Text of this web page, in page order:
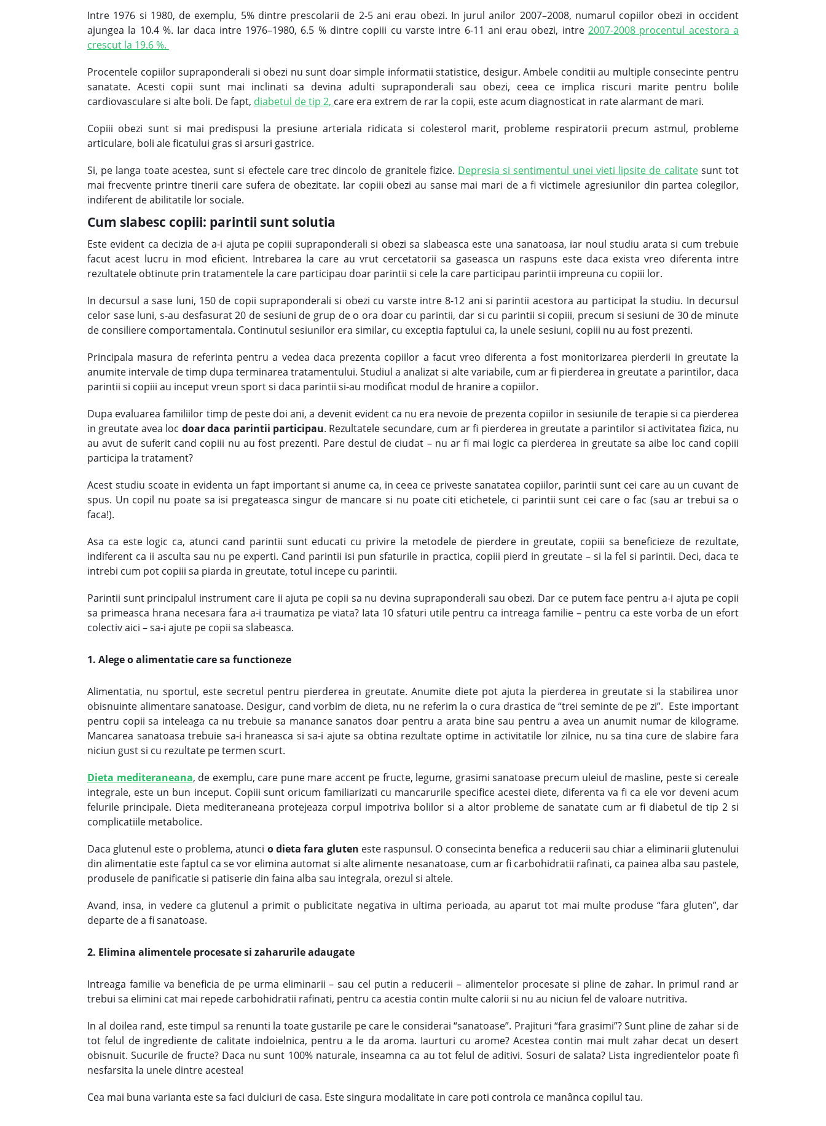
Intre 1976 si 1980, de exemplu, 5% dintre prescolarii de 2-5 ani erau obezi. In jurul anilor 2007–2008, numarul copiilor obezi in occident
ajungea la 10.4 %. Iar daca intre 1976–1980, 6.5 % dintre copiii cu varste intre 6-11 ani erau obezi, intre2007-2008 procentul acestora a
crescut la 19.6 %.
Procentele copiilor supraponderali si obezi nu sunt doar simple informatii statistice, desigur. Ambele conditii au multiple consecinte pentru
sanatate. Acesti copii sunt mai inclinati sa devina adulti supraponderali sau obezi, ceea ce implica riscuri marite pentru bolile
cardiovasculare si alte boli. De fapt, diabetul de tip 2, care era extrem de rar la copii, este acum diagnosticat in rate alarmant de mari.
Copiii obezi sunt si mai predispusi la presiune arteriala ridicata si colesterol marit, probleme respiratorii precum astmul, probleme
articulare, boli ale ficatului gras si arsuri gastrice.
Si, pe langa toate acestea, sunt si efectele care trec dincolo de granitele fizice. Depresia si sentimentul unei vieti lipsite de calitatesunt tot
mai frecvente printre tinerii care sufera de obezitate. Iar copiii obezi au sanse mai mari de a fi victimele agresiunilor din partea colegilor,
indiferent de abilitatile lor sociale.
Cum slabesc copiii: parintii sunt solutia
Este evident ca decizia de a-i ajuta pe copiii supraponderali si obezi sa slabeasca este una sanatoasa, iar noul studiu arata si cum trebuie
facut acest lucru in mod eficient. Intrebarea la care au vrut cercetatorii sa gaseasca un raspuns este daca exista vreo diferenta intre
rezultatele obtinute prin tratamentele la care participau doar parintii si cele la care participau parintii impreuna cu copiii lor.
In decursul a sase luni, 150 de copii supraponderali si obezi cu varste intre 8-12 ani si parintii acestora au participat la studiu. In decursul
celor sase luni, s-au desfasurat 20 de sesiuni de grup de o ora doar cu parintii, dar si cu parintii si copiii, precum si sesiuni de 30 de minute
de consiliere comportamentala. Continutul sesiunilor era similar, cu exceptia faptului ca, la unele sesiuni, copiii nu au fost prezenti.
Principala masura de referinta pentru a vedea daca prezenta copiilor a facut vreo diferenta a fost monitorizarea pierderii in greutate la
anumite intervale de timp dupa terminarea tratamentului. Studiul a analizat si alte variabile, cum ar fi pierderea in greutate a parintilor, daca
parintii si copiii au inceput vreun sport si daca parintii si-au modificat modul de hranire a copiilor.
Dupa evaluarea familiilor timp de peste doi ani, a devenit evident ca nu era nevoie de prezenta copiilor in sesiunile de terapie si ca pierderea
in greutate avea loc doar daca parintii participau. Rezultatele secundare, cum ar fi pierderea in greutate a parintilor si activitatea fizica, nu
au avut de suferit cand copiii nu au fost prezenti. Pare destul de ciudat – nu ar fi mai logic ca pierderea in greutate sa aibe loc cand copiii
participa la tratament?
Acest studiu scoate in evidenta un fapt important si anume ca, in ceea ce priveste sanatatea copiilor, parintii sunt cei care au un cuvant de
spus. Un copil nu poate sa isi pregateasca singur de mancare si nu poate citi etichetele, ci parintii sunt cei care o fac (sau ar trebui sa o
faca!).
Asa ca este logic ca, atunci cand parintii sunt educati cu privire la metodele de pierdere in greutate, copiii sa beneficieze de rezultate,
indiferent ca ii asculta sau nu pe experti. Cand parintii isi pun sfaturile in practica, copiii pierd in greutate – si la fel si parintii. Deci, daca te
intrebi cum pot copiii sa piarda in greutate, totul incepe cu parintii.
Parintii sunt principalul instrument care ii ajuta pe copii sa nu devina supraponderali sau obezi. Dar ce putem face pentru a-i ajuta pe copii
sa primeasca hrana necesara fara a-i traumatiza pe viata? Iata 10 sfaturi utile pentru ca intreaga familie – pentru ca este vorba de un efort
colectiv aici – sa-i ajute pe copii sa slabeasca.
1. Alege o alimentatie care sa functioneze
Alimentatia, nu sportul, este secretul pentru pierderea in greutate. Anumite diete pot ajuta la pierderea in greutate si la stabilirea unor
obisnuinte alimentare sanatoase. Desigur, cand vorbim de dieta, nu ne referim la o cura drastica de “trei seminte de pe zi”. Este important
pentru copii sa inteleaga ca nu trebuie sa manance sanatos doar pentru a arata bine sau pentru a avea un anumit numar de kilograme.
Mancarea sanatoasa trebuie sa-i hraneasca si sa-i ajute sa obtina rezultate optime in activitatile lor zilnice, nu sa tina cure de slabire fara
niciun gust si cu rezultate pe termen scurt.
Dieta mediteraneana, de exemplu, care pune mare accent pe fructe, legume, grasimi sanatoase precum uleiul de masline, peste si cereale
integrale, este un bun inceput. Copiii sunt oricum familiarizati cu mancarurile specifice acestei diete, diferenta va fi ca ele vor deveni acum
felurile principale. Dieta mediteraneana protejeaza corpul impotriva bolilor si a altor probleme de sanatate cum ar fi diabetul de tip 2 si
complicatiile metabolice.
Daca glutenul este o problema, atunci o dieta fara gluten este raspunsul. O consecinta benefica a reducerii sau chiar a eliminarii glutenului
din alimentatie este faptul ca se vor elimina automat si alte alimente nesanatoase, cum ar fi carbohidratii rafinati, ca painea alba sau pastele,
produsele de panificatie si patiserie din faina alba sau integrala, orezul si altele.
Avand, insa, in vedere ca glutenul a primit o publicitate negativa in ultima perioada, au aparut tot mai multe produse “fara gluten”, dar
departe de a fi sanatoase.
2. Elimina alimentele procesate si zaharurile adaugate
Intreaga familie va beneficia de pe urma eliminarii – sau cel putin a reducerii – alimentelor procesate si pline de zahar. In primul rand ar
trebui sa elimini cat mai repede carbohidratii rafinati, pentru ca acestia contin multe calorii si nu au niciun fel de valoare nutritiva.
In al doilea rand, este timpul sa renunti la toate gustarile pe care le considerai “sanatoase”. Prajituri “fara grasimi”? Sunt pline de zahar si de
tot felul de ingrediente de calitate indoielnica, pentru a le da aroma. Iaurturi cu arome? Acestea contin mai mult zahar decat un desert
obisnuit. Sucurile de fructe? Daca nu sunt 100% naturale, inseamna ca au tot felul de aditivi. Sosuri de salata? Lista ingredientelor poate fi
nesfarsita la unele dintre acestea!
Cea mai buna varianta este sa faci dulciuri de casa. Este singura modalitate in care poti controla ce manânca copilul tau.